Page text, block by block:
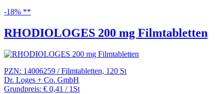
-18% **
RHODIOLOGES 200 mg Filmtabletten
PZN: 14006259 / Filmtabletten, 120 St
Dr. Loges + Co. GmbH
Grundpreis: € 0,41 / 1St